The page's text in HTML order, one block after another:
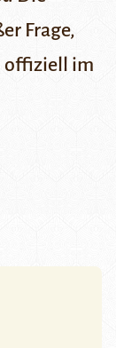
Frage,
offiziell im